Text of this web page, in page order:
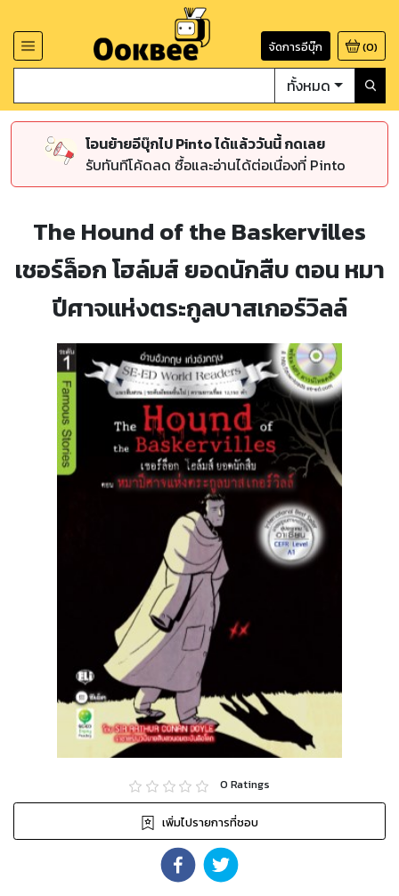
จัดการอีบุ๊ก (0)
ทั้งหมด
โอนย้ายอีบุ๊กไป Pinto ได้แล้ววันนี้ กดเลย
รับทันทีโค้ดลด ซื้อและอ่านได้ต่อเนื่องที่ Pinto
The Hound of the Baskervilles
เชอร์ล็อก โฮล์มส์ ยอดนักสืบ ตอน หมา
ปีศาจแห่งตระกูลบาสเกอร์วิลล์
0 Ratings
เพิ่มไปรายการที่ชอบ